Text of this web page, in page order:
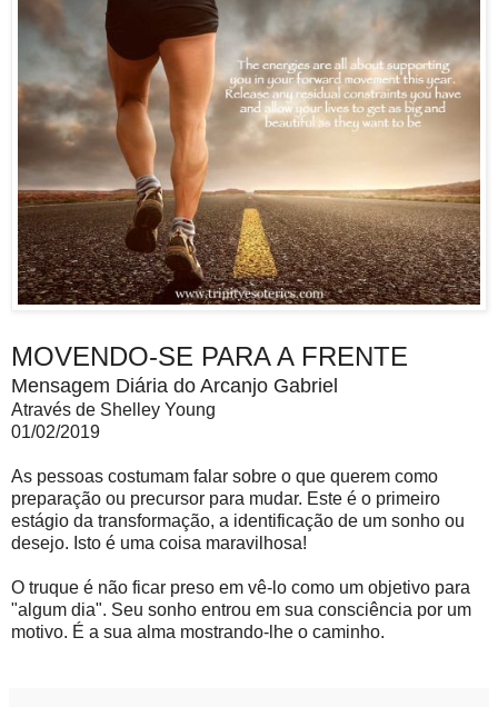
MOVENDO-SE PARA A FRENTE
Mensagem Diária do Arcanjo Gabriel
Através de Shelley Young
01/02/2019
As pessoas costumam falar sobre o que querem como
preparação ou precursor para mudar. Este é o primeiro
estágio da transformação, a identificação de um sonho ou
desejo. Isto é uma coisa maravilhosa!
O truque é não ficar preso em vê-lo como um objetivo para
"algum dia". Seu sonho entrou em sua consciência por um
motivo. É a sua alma mostrando-lhe o caminho.